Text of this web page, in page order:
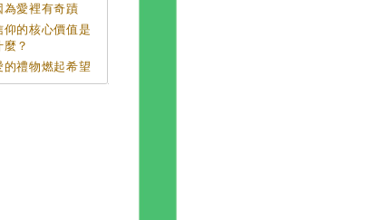
為愛裡有奇蹟
仰的核心價值是
麼？
的禮物燃起希望